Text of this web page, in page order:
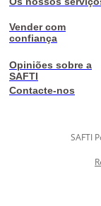
Vender com
confiança
Opiniões sobre a
SAFTI
Contacte-nos
SAFTI